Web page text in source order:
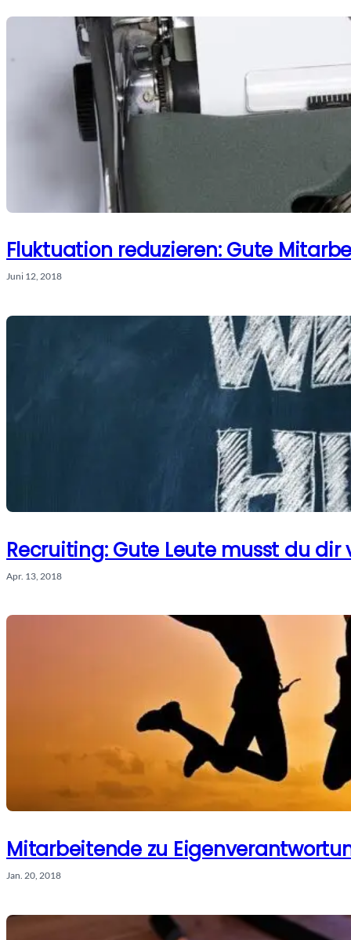
Fluktuation reduzieren: Gute
Juni 12, 2018
Recruiting: Gute Leute musst du dir
Apr. 13, 2018
Mitarbeitende zu
Jan. 20, 2018